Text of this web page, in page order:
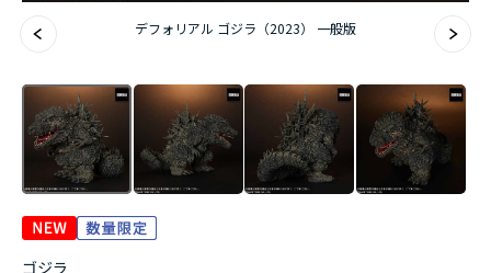
デフォリアル ゴジラ（2023） 一般版
ゴジラ